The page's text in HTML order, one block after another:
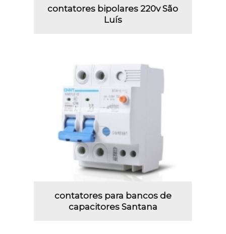
contatores bipolares 220v São
Luís
contatores para bancos de
capacitores Santana